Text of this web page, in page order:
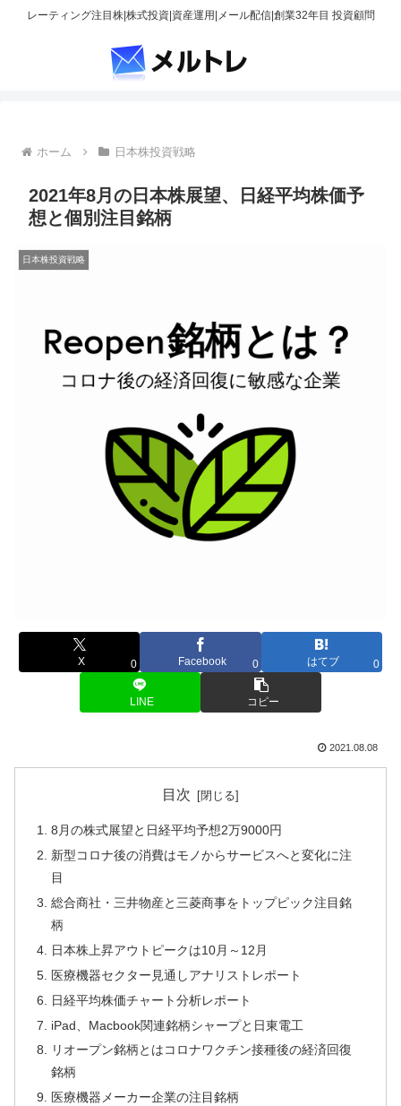
レーティング注目株|株式投資|資産運用|メール配信|創業32年目 投資顧問
ホーム 日本株投資戦略
2021年8月の日本株展望、日経平均株価予
想と個別注目銘柄
日本株投資戦略
X 0 Facebook 0 はてブ 0
LINE コピー
2021.08.08
目次
8月の株式展望と日経平均予想2万9000円
新型コロナ後の消費はモノからサービスへと変化に注
目
総合商社・三井物産と三菱商事をトップピック注目銘
柄
日本株上昇アウトピークは10月～12月
医療機器セクター見通しアナリストレポート
日経平均株価チャート分析レポート
iPad、Macbook関連銘柄シャープと日東電工
リオープン銘柄とはコロナワクチン接種後の経済回復
銘柄
医療機器メーカー企業の注目銘柄